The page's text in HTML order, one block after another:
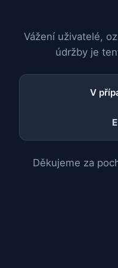
Vážení uživatelé,
údržby je
V
Děkujeme za